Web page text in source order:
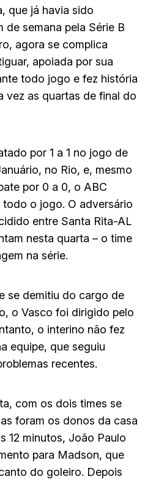
que já havia sido
semana pela Série B
agora se complica
apoiada por sua
todo jogo e fez história
vez as quartas de final do
por 1 a 1 no jogo de
no Rio, e, mesmo
por 0 a 0, o ABC
o jogo. O adversário
entre Santa Rita-AL
nesta quarta – o time
na série.
se demitiu do cargo de
o Vasco foi dirigido pelo
o interino não fez
equipe, que seguiu
recentes.
com os dois times se
foram os donos da casa
12 minutos, João Paulo
para Madson, que
do goleiro. Depois